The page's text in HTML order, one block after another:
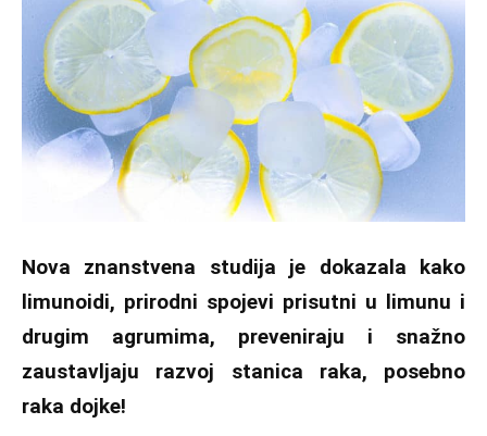
Nova znanstvena studija je dokazala kako
limunoidi, prirodni spojevi prisutni u limunu i
drugim agrumima, preveniraju i snažno
zaustavljaju razvoj stanica raka, posebno
raka dojke!